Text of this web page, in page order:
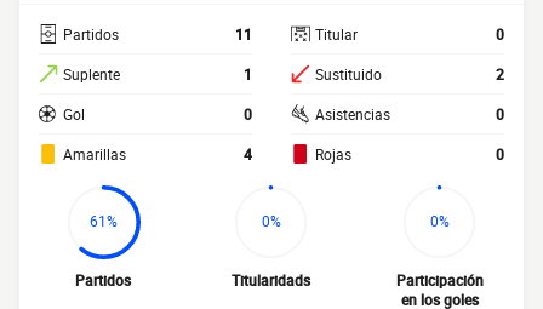
Partidos 11
Suplente 1
Gol 0
Amarillas 4
Titular 0
Sustituido 2
Asistencias 0
Rojas 0
61%
Partidos
0%
Titularidads
0%
Participación
en los goles